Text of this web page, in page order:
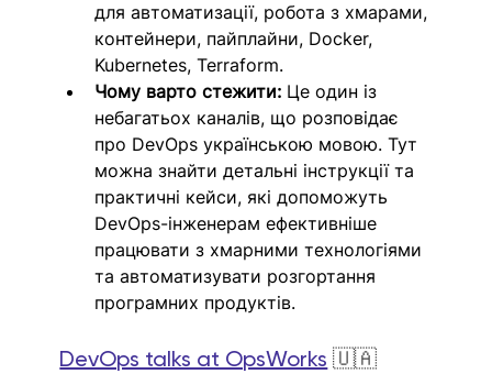
для автоматизації, робота з хмарами,
контейнери, пайплайни, Docker,
Kubernetes, Terraform.
Чому варто стежити: Це один із
небагатьох каналів, що розповідає
про DevOps українською мовою. Тут
можна знайти детальні інструкції та
практичні кейси, які допоможуть
DevOps-інженерам ефективніше
працювати з хмарними технологіями
та автоматизувати розгортання
програмних продуктів.
DevOps talks at OpsWorks 🇺🇦